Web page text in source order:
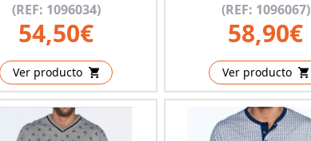
(REF: 1096034)
54,50€
Ver producto
(REF: 1096067)
58,90€
Ver producto